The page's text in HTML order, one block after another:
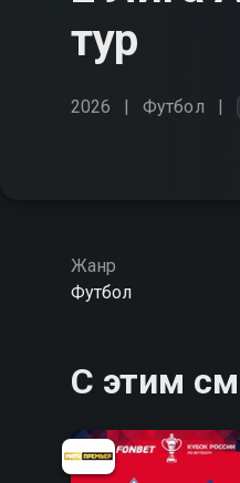
тур
2026 Футбол
Жанр
Футбол
С этим